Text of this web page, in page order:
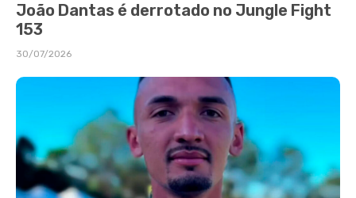
João Dantas é derrotado no Jungle Fight
153
30/07/2026